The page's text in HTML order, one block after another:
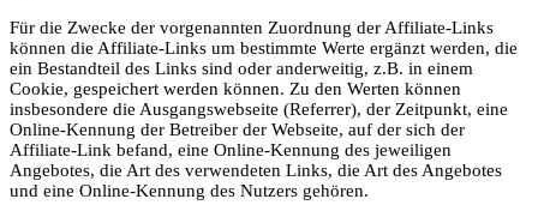
Für die Zwecke der vorgenannten Zuordnung der Affiliate-Links
können die Affiliate-Links um bestimmte Werte ergänzt werden, die
ein Bestandteil des Links sind oder anderweitig, z.B. in einem
Cookie, gespeichert werden können. Zu den Werten können
insbesondere die Ausgangswebseite (Referrer), der Zeitpunkt, eine
Online-Kennung der Betreiber der Webseite, auf der sich der
Affiliate-Link befand, eine Online-Kennung des jeweiligen
Angebotes, die Art des verwendeten Links, die Art des Angebotes
und eine Online-Kennung des Nutzers gehören.